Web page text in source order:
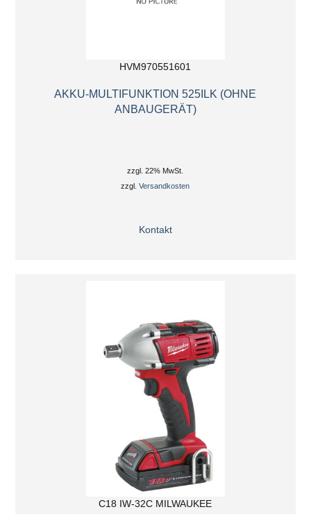
HVM970551601
AKKU-MULTIFUNKTION 525ILK (OHNE
ANBAUGERÄT)
zzgl. 22% MwSt.
zzgl.Versandkosten
Kontakt
C18 IW-32C MILWAUKEE